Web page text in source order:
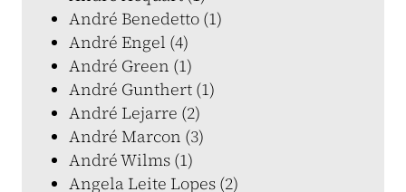
André Benedetto (1)
André Engel (4)
André Green (1)
André Gunthert (1)
André Lejarre (2)
André Marcon (3)
André Wilms (1)
Angela Leite Lopes (2)